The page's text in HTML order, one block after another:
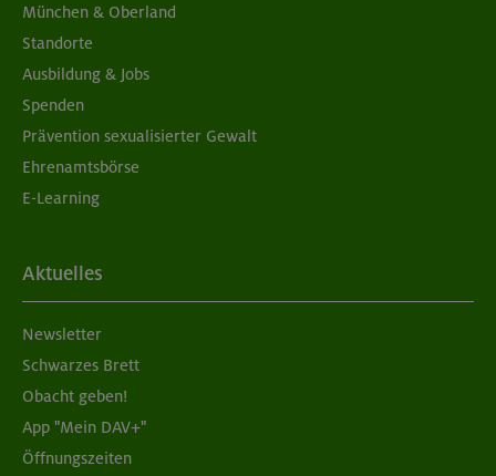
München & Oberland
Standorte
Ausbildung & Jobs
Spenden
Prävention sexualisierter Gewalt
Ehrenamtsbörse
E-Learning
Aktuelles
Newsletter
Schwarzes Brett
Obacht geben!
App "Mein DAV+"
Öffnungszeiten